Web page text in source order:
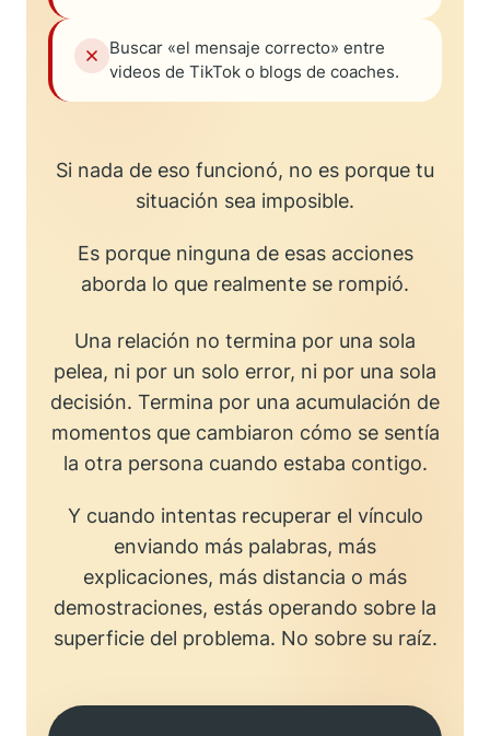
Buscar «el mensaje correcto» entre
videos de TikTok o blogs de coaches.
Si nada de eso funcionó, no es porque tu
situación sea imposible.
Es porque ninguna de esas acciones
aborda lo que realmente se rompió.
Una relación no termina por una sola
pelea, ni por un solo error, ni por una sola
decisión. Termina por una acumulación de
momentos que cambiaron cómo se sentía
la otra persona cuando estaba contigo.
Y cuando intentas recuperar el vínculo
enviando más palabras, más
explicaciones, más distancia o más
demostraciones, estás operando sobre la
superficie del problema. No sobre su raíz.